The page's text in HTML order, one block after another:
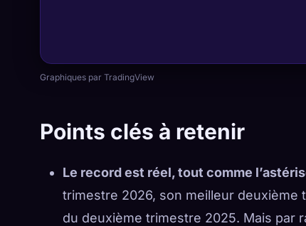
Graphiques par TradingView
Points clés à retenir
Le record est réel, tout comme
trimestre 2026, son meilleur
du deuxième trimestre 2025. Mais par